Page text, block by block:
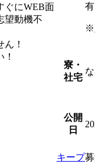
ぐにWEB面
望動機不
！
※
寮・
社宅
公開
日
キープ